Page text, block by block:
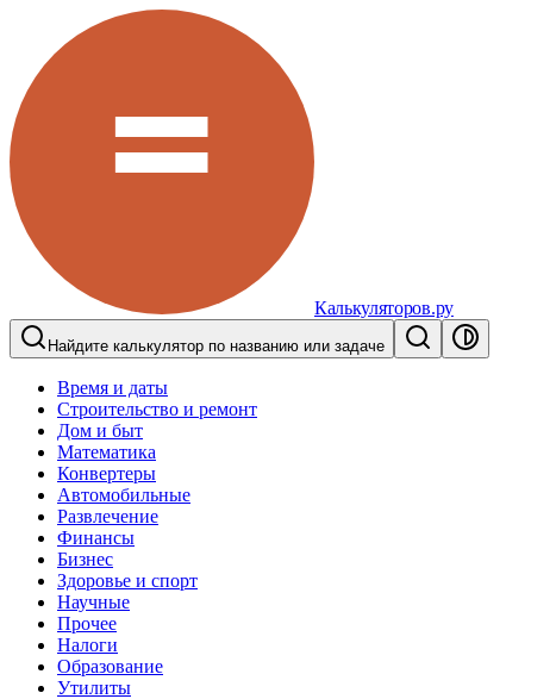
Калькуляторов.ру
Найдите калькулятор по названию или задаче
Время и даты
Строительство и ремонт
Дом и быт
Математика
Конвертеры
Автомобильные
Развлечение
Финансы
Бизнес
Здоровье и спорт
Научные
Прочее
Налоги
Образование
Утилиты